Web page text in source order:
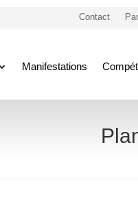
Contact
Manifestations